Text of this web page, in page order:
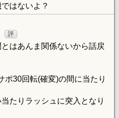
はないよ？
評
はあんま関係ないから話戻
ポ30回転(確変)の間に当たり
たりラッシュに突入となり